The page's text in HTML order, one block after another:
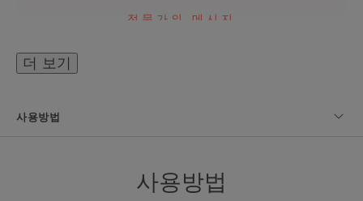
전문가의 메시지
고보습 페이셜 밤으로 건조하고 민
더 보기
사용방법
사용방법